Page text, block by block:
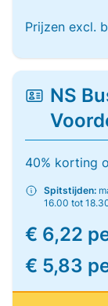
Prijzen excl.
NS
40% korting
Spitstijden:
16.00 tot
€ 6,22
€ 5,83